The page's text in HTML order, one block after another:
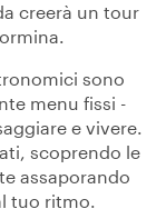
creerà un tour
sono
menu fissi -
e vivere.
scoprendo le
assaporando
tuo ritmo.